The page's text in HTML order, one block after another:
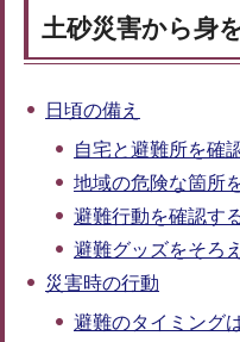
土砂災害から身
日頃の備え
自宅と避難所を確
地域の危険な箇所
避難行動を確認す
避難グッズをそろ
災害時の行動
避難のタイミング